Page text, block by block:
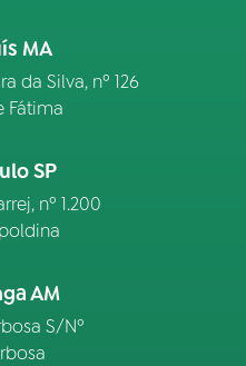
MA
da Silva, nº 126
Fátima
SP
nº 1.200
AM
S/Nº